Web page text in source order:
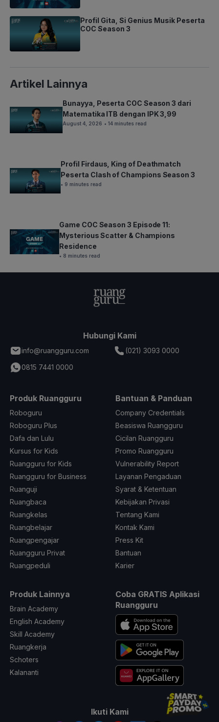
Profil Gita, Si Genius Musik Peserta
COC Season 3
Artikel Lainnya
Bunayya, Peserta COC Season 3 dari
Matematika ITB dengan IPK 3,99
August 4, 2026 • 14 minutes read
Profil Firdaus, King of Deathmatch
Peserta Clash of Champions Season 3
• 9 minutes read
Game COC Season 3 Episode 11:
Mysterious Scatter & Champions
Residence
• 8 minutes read
Hubungi Kami
info@ruangguru.com
(021) 3093 0000
0815 7441 0000
Produk Ruangguru
Roboguru
Roboguru Plus
Dafa dan Lulu
Kursus for Kids
Ruangguru for Kids
Ruangguru for Business
Ruanguji
Ruangbaca
Ruangkelas
Ruangbelajar
Ruangpengajar
Ruangguru Privat
Ruangpeduli
Bantuan & Panduan
Company Credentials
Beasiswa Ruangguru
Cicilan Ruangguru
Promo Ruangguru
Vulnerability Report
Layanan Pengaduan
Syarat & Ketentuan
Kebijakan Privasi
Tentang Kami
Kontak Kami
Press Kit
Bantuan
Karier
Produk Lainnya
Brain Academy
English Academy
Skill Academy
Ruangkerja
Schoters
Kalananti
Coba GRATIS Aplikasi
Ruangguru
Ikuti Kami